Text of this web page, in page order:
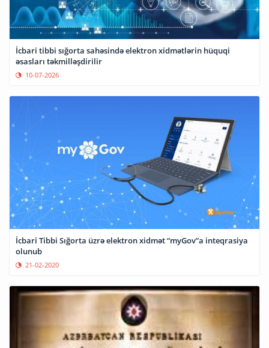
İcbari tibbi sığorta sahəsində elektron xidmətlərin hüquqi
əsasları təkmilləşdirilir
10-07-2026
İcbari Tibbi Sığorta üzrə elektron xidmət “myGov”a inteqrasiya
olunub
21-02-2020